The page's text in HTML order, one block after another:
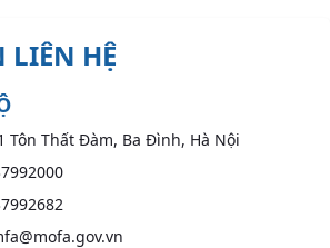
LIÊN HỆ
Tôn Thất Đàm, Ba Đình, Hà Nội